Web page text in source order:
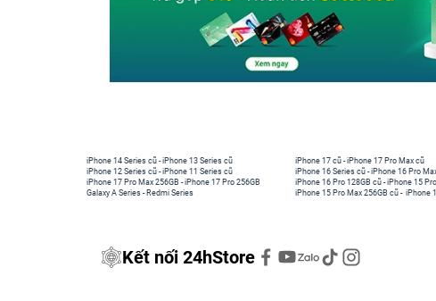
iPhone 14 Series cũ -iPhone 13 Series cũ
iPhone 12 Series cũ -iPhone 11 Series cũ
iPhone 17 Pro Max 256GB -iPhone 17 Pro 256GB
Galaxy A Series - Redmi Series
iPhone 17 cũ -iPhone 17 Pro Max cũ
iPhone 16 Series cũ - iPhone 16 Pro
iPhone 16 Pro 128GB cũ -iPhone 15
iPhone 15 Pro Max 256GB cũ - iPhone
Kết nối 24hStore